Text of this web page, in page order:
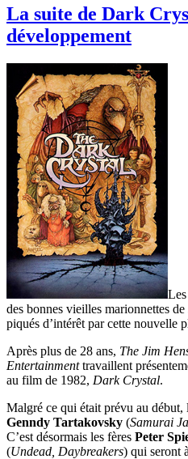
La suite de Dark
développement
des bonnes vieilles marionnettes de
piqués d’intérêt par cette nouvelle
Après plus de 28 ans, The Jim
Entertainmenttravaillent
au film de 1982, Dark Crystal.
Malgré ce qui était prévu au début,
Genndy Tartakovsky (Samurai
C’est désormais les fères Peter
(Undead, Daybreakers) qui seront